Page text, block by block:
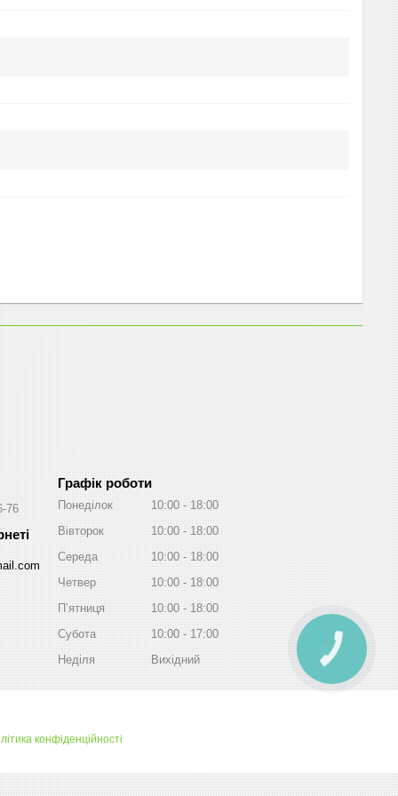
76
Графік роботи
Понеділок 10:00
18:00
Вівторок
10:00
18:00
Середа
10:00
18:00
Четвер
10:00
18:00
Пʼятниця
10:00
18:00
Субота
10:00
17:00
Неділя
Вихідний
конфіденційності
КНОПКА
ЗВ'ЯЗКУ